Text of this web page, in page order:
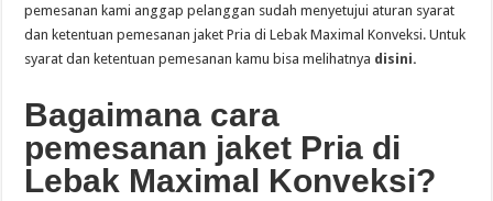
pemesanan kami anggap pelanggan sudah menyetujui aturan syarat
dan ketentuan pemesanan jaket Pria di Lebak Maximal Konveksi. Untuk
syarat dan ketentuan pemesanan kamu bisa melihatnya disini.
Bagaimana cara
pemesanan jaket Pria di
Lebak Maximal Konveksi?